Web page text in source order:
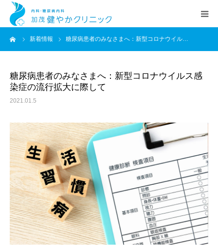
新着情報 糖尿病患者のみなさまへ：新型コロナウイル…
糖尿病患者のみなさまへ：新型コロナウイルス感
染症の流行拡大に際して
2021.01.5
HOME
クリニック案内
診療科目
交通アクセス
新着情報